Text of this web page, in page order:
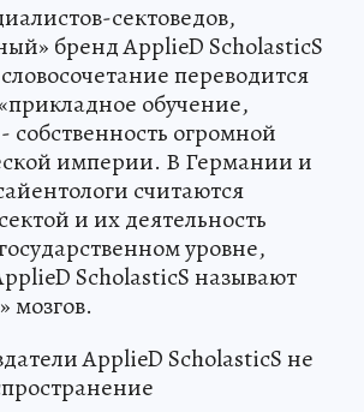
сектоведов,
бренд ApplieD ScholasticS
переводится
обучение,
собственность огромной
империи. В Германии и
считаются
и их деятельность
уровне,
ScholasticS называют
мозгов.
ApplieD ScholasticS не